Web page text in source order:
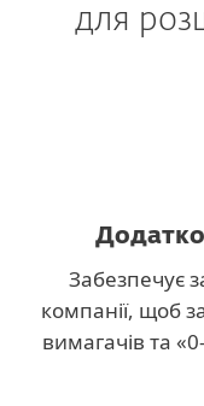
для
Забезпечує
компанії, щоб
вимагачів та